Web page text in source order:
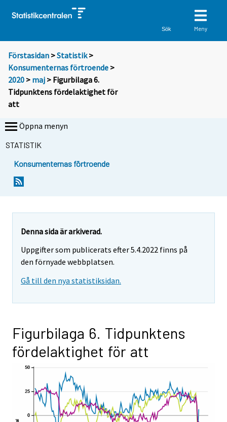
Sök Meny
Förstasidan >Statistik >
Konsumenternas förtroende >
2020 > maj > Figurbilaga 6.
Tidpunktens fördelaktighet för
att
Öppna menyn
STATISTIK
Konsumenternas förtroende
Denna sida är arkiverad.
Uppgifter som publicerats efter 5.4.2022 finns på
den förnyade webbplatsen.
Gå till den nya statistiksidan.
Figurbilaga 6. Tidpunktens
fördelaktighet för att